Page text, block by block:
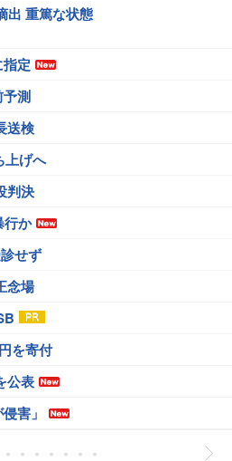
出 重篤な状態
定
測
送検
上げへ
判決
行か
せず
念場
を寄付
公表
害」